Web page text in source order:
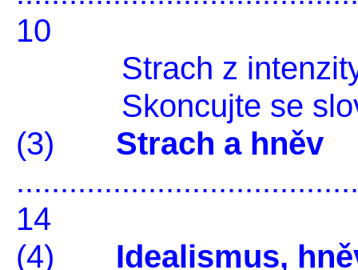
10
Strach z intenzity
Skoncujte se
(3) Strach a hněv
14
(4) Idealismus,